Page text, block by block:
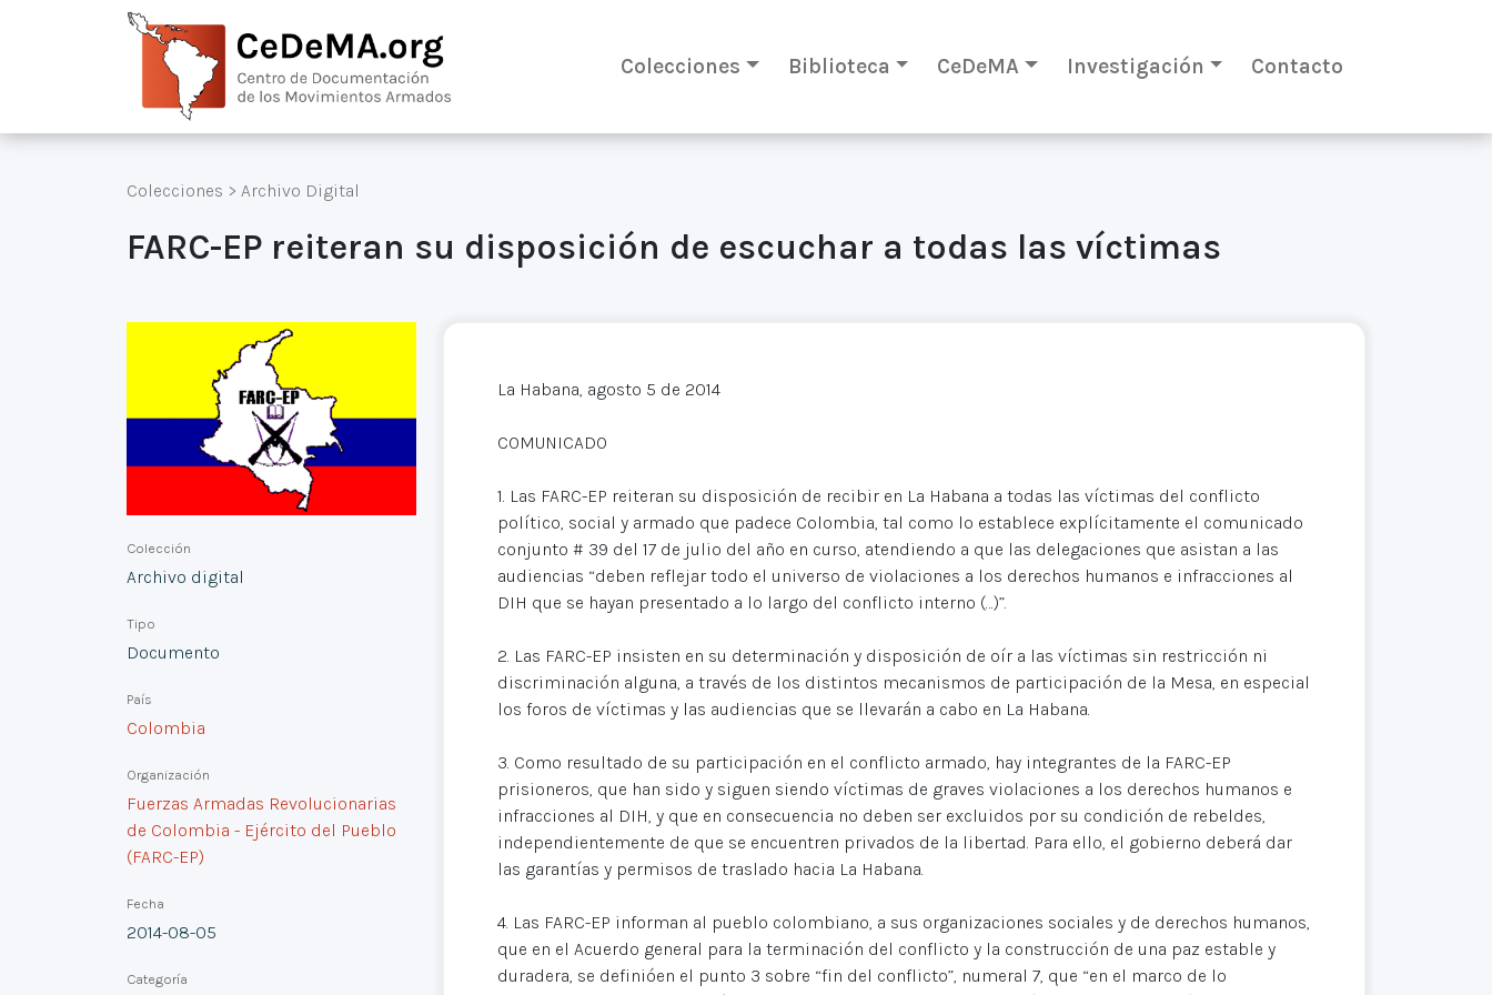
Colecciones Biblioteca CeDeMA Investigación Contacto
Colecciones > Archivo Digital
FARC-EP reiteran su disposición de escuchar a todas las víctimas
Colección
Archivo digital
Tipo
Documento
País
Colombia
Organización
Fuerzas Armadas Revolucionarias
de Colombia - Ejército del Pueblo
(FARC-EP)
Fecha
2014-08-05
Categoría
La Habana, agosto 5 de 2014
COMUNICADO
1. Las FARC-EP reiteran su disposición de recibir en La Habana a todas las víctimas del conflicto
político, social y armado que padece Colombia, tal como lo establece explícitamente el comunicado
conjunto # 39 del 17 de julio del año en curso, atendiendo a que las delegaciones que asistan a las
audiencias “deben reflejar todo el universo de violaciones a los derechos humanos e infracciones al
DIH que se hayan presentado a lo largo del conflicto interno (…)”.
2. Las FARC-EP insisten en su determinación y disposición de oír a las víctimas sin restricción ni
discriminación alguna, a través de los distintos mecanismos de participación de la Mesa, en especial
los foros de víctimas y las audiencias que se llevarán a cabo en La Habana.
3. Como resultado de su participación en el conflicto armado, hay integrantes de la FARC-EP
prisioneros, que han sido y siguen siendo víctimas de graves violaciones a los derechos humanos e
infracciones al DIH, y que en consecuencia no deben ser excluidos por su condición de rebeldes,
independientemente de que se encuentren privados de la libertad. Para ello, el gobierno deberá dar
las garantías y permisos de traslado hacia La Habana.
4. Las FARC-EP informan al pueblo colombiano, a sus organizaciones sociales y de derechos humanos,
que en el Acuerdo general para la terminación del conflicto y la construcción de una paz estable y
duradera, se definióen el punto 3 sobre “fin del conflicto”, numeral 7, que “en el marco de lo